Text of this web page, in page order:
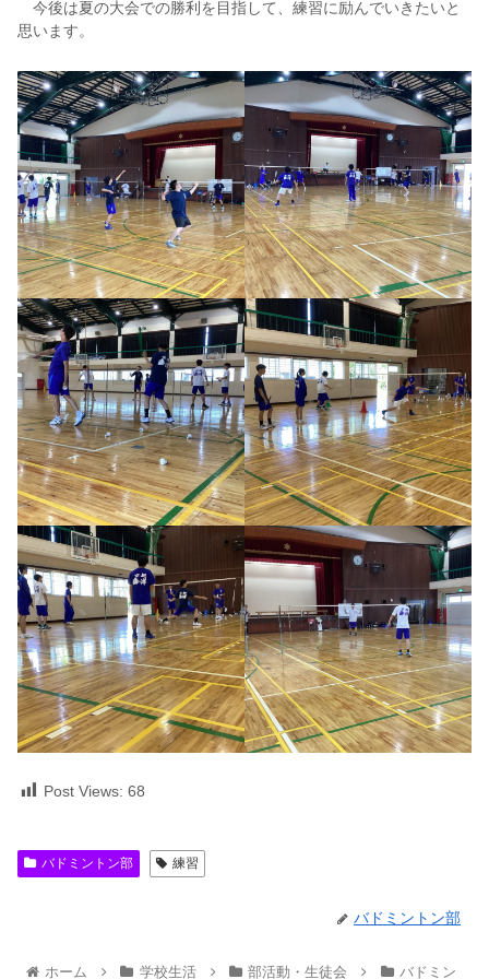
今後は夏の大会での勝利を目指して、練習に励んでいきたいと
思います。
Post Views: 68
バドミントン部 練習
バドミントン部
ホーム 学校生活 部活動・生徒会 バドミン